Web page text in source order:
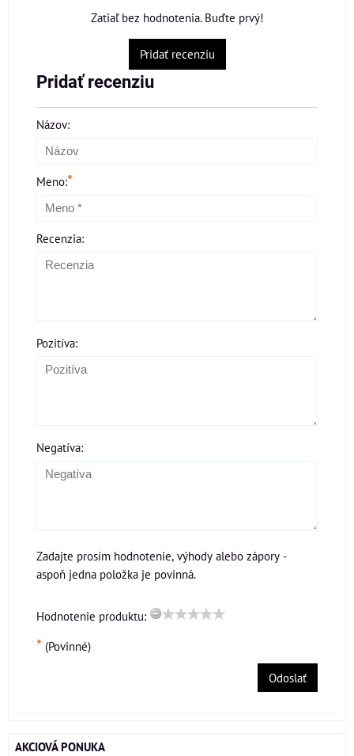
Zatiaľ bez hodnotenia. Buďte prvý!
Pridať recenziu
Pridať recenziu
Názov:
Meno:*
Recenzia:
Pozitíva:
Negatíva:
Zadajte prosím hodnotenie, výhody alebo zápory -
aspoň jedna položka je povinná.
Hodnotenie produktu:
* (Povinné)
Odoslať
AKCIOVÁ PONUKA